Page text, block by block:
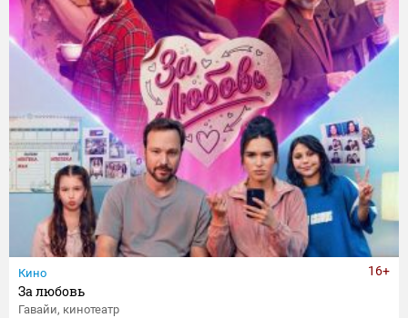
Кино
За любовь
Гавайи, кинотеатр
16+